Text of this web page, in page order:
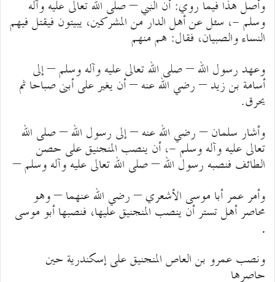
وأصل هذا فيما روي: أن النبي – صلى الله تعالى عليه وآله
وسلم -، سئل عن أهل الدار من المشركين، يبيتون فيقتل فيهم
النساء والصبيان، فقال: هم منهم
وعهد رسول الله – صلى الله تعالى عليه وآله وسلم – إلى
أسامة بن زيد – رضي الله عنه – أن يغير على أبنى صباحا ثم
يحرق.
وأشار سلمان – رضي الله عنه – إلى رسول الله – صلى الله
تعالى عليه وآله وسلم -، أن ينصب المنجنيق على حصن
الطائف فنصبه رسول الله – صلى الله تعالى عليه وآله وسلم –
وأمر عمر أبا موسى الأشعري – رضي الله عنهما – وهو
محاصر أهل تستر أن ينصب المنجنيق عليها، فنصبها أبو موسى
.
ونصب عمرو بن العاص المنجنيق على إسكندرية حين
حاصرها